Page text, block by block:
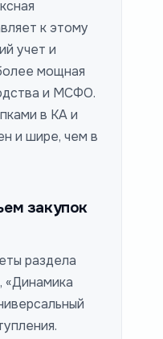
к этому
учет и
мощная
и МСФО.
в КА и
и шире, чем в
закупок
раздела
«Динамика